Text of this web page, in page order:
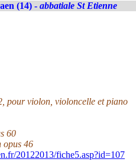
(14) - abbatiale St Etienne
pour violon, violoncelle et piano
60
opus 46
20122013/fiche5.asp?id=107